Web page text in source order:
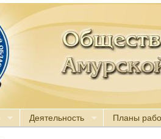
Деятельность Планы